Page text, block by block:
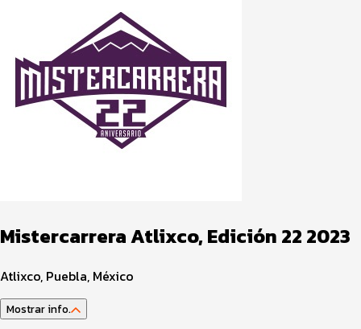
Mistercarrera Atlixco, Edición 22 2023
Atlixco, Puebla, México
Mostrar info.